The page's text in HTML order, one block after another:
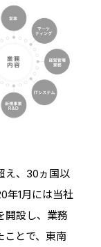
え、30ヵ国以
年1月には当社
開設し、業務
ことで、東南